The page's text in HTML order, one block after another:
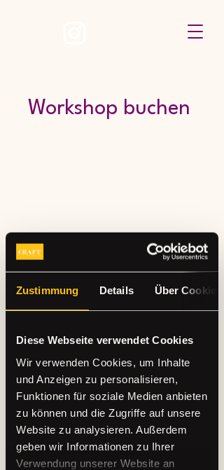
Zustimmung Details Über Cookies
Diese Webseite verwendet Cookies
Wir verwenden Cookies, um Inhalte
und Anzeigen zu personalisieren,
Funktionen für soziale Medien anbieten
zu können und die Zugriffe auf unsere
Website zu analysieren. Außerdem
geben wir Informationen zu Ihrer
Verwendung unserer Website an
Workshop buchen